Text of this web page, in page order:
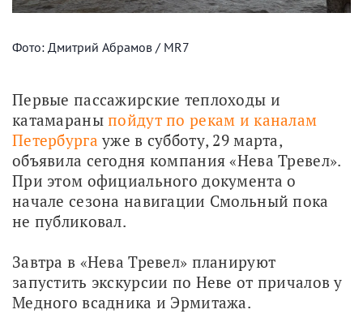
Фото: Дмитрий Абрамов / MR7
Первые пассажирские теплоходы и
катамараны пойдут по рекам и каналам
Петербурга уже в субботу, 29 марта,
объявила сегодня компания «Нева Тревел».
При этом официального документа о
начале сезона навигации Смольный пока
не публиковал.
Завтра в «Нева Тревел» планируют
запустить экскурсии по Неве от причалов у
Медного всадника и Эрмитажа.